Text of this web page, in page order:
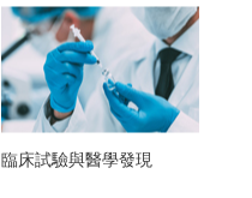
臨床試驗與醫學發現